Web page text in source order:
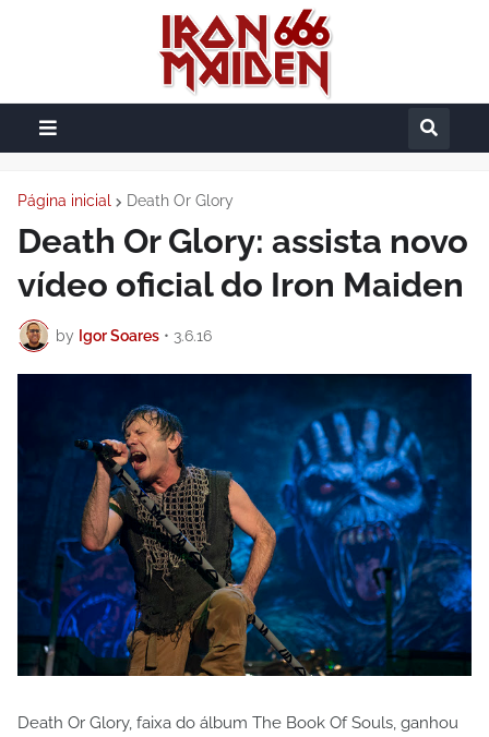
Página inicial Death Or Glory
Death Or Glory: assista novo
vídeo oficial do Iron Maiden
by Igor Soares • 3.6.16
Death Or Glory, faixa do álbum The Book Of Souls, ganhou